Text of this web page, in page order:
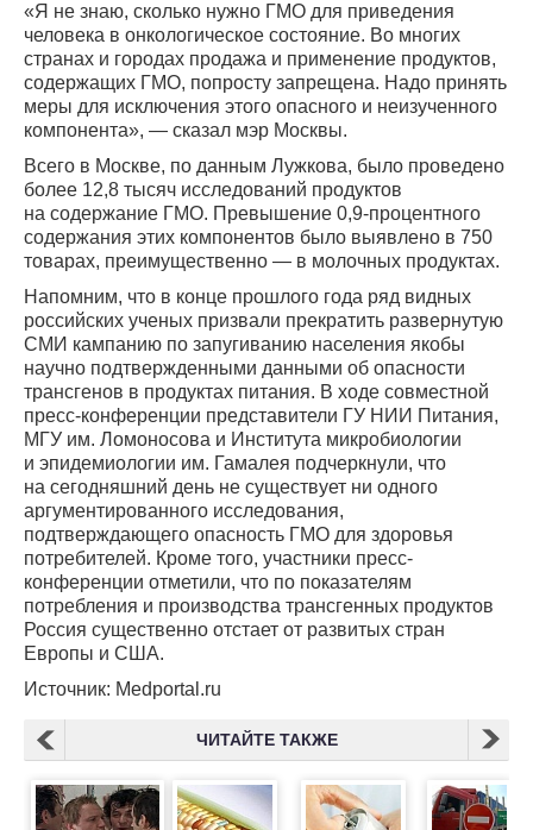
«Я не знаю, сколько нужно ГМО для приведения
человека в онкологическое состояние. Во многих
странах и городах продажа и применение продуктов,
содержащих ГМО, попросту запрещена. Надо принять
меры для исключения этого опасного и неизученного
компонента», — сказал мэр Москвы.
Всего в Москве, по данным Лужкова, было проведено
более 12,8 тысяч исследований продуктов
на содержание ГМО. Превышение 0,9-процентного
содержания этих компонентов было выявлено в 750
товарах, преимущественно — в молочных продуктах.
Напомним, что в конце прошлого года ряд видных
российских ученых призвали прекратить развернутую
СМИ кампанию по запугиванию населения якобы
научно подтвержденными данными об опасности
трансгенов в продуктах питания. В ходе совместной
пресс-конференции представители ГУ НИИ Питания,
МГУ им. Ломоносова и Института микробиологии
и эпидемиологии им. Гамалея подчеркнули, что
на сегодняшний день не существует ни одного
аргументированного исследования,
подтверждающего опасность ГМО для здоровья
потребителей. Кроме того, участники пресс-
конференции отметили, что по показателям
потребления и производства трансгенных продуктов
Россия существенно отстает от развитых стран
Европы и США.
Источник: Medportal.ru
ЧИТАЙТЕ ТАКЖЕ